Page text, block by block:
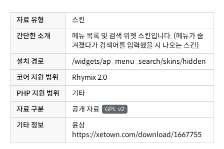
자료 유형
스킨
간단한 소개
메뉴 목록 및 검색 위젯 스킨입니다. (메뉴가 숨
겨졌다가 검색어를 입력했을 시 나오는 스킨)
설치 경로
/widgets/ap_menu_search/skins/hidden
코어 지원 범위
Rhymix 2.0
PHP 지원 범위
기타
자료 구분
공개 자료 GPL v2
기타 정보
윤삼
https://xetown.com/download/1667755